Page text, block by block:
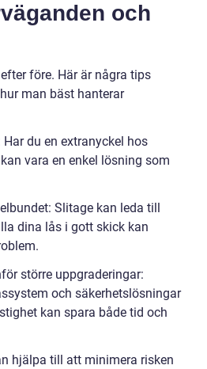
och
före. Här är några tips
man bäst hanterar
du en extranyckel hos
vara en enkel lösning som
Slitage kan leda till
dina lås i gott skick kan
större uppgraderingar:
och säkerhetslösningar
kan spara både tid och
hjälpa till att minimera risken